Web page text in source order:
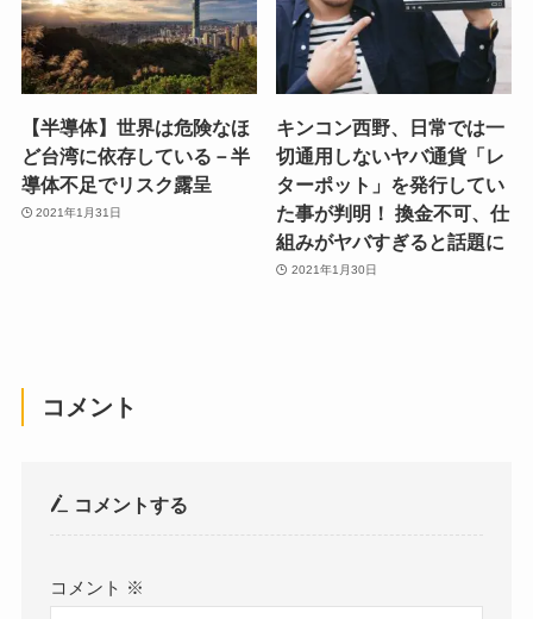
【半導体】世界は危険なほ
ど台湾に依存している－半
導体不足でリスク露呈
2021年1月31日
キンコン西野、日常では一
切通用しないヤバ通貨「レ
ターポット」を発行してい
た事が判明！ 換金不可、仕
組みがヤバすぎると話題に
2021年1月30日
コメント
コメントする
コメント ※